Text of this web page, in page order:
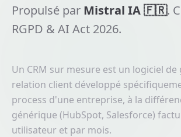
Propulsé par Mistral IA 🇫🇷.
RGPD & AI Act 2026.
Un CRM sur mesure est un logiciel de
relation client développé
process d'une entreprise, à la
générique (HubSpot, Salesforce)
utilisateur et par mois.